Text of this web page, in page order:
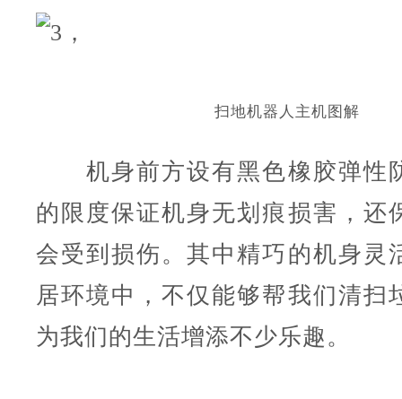
扫地机器人主机图解
机身前方设有黑色橡胶弹性
的限度保证机身无划痕损害，还
会受到损伤。其中精巧的机身灵
居环境中，不仅能够帮我们清扫
为我们的生活增添不少乐趣。